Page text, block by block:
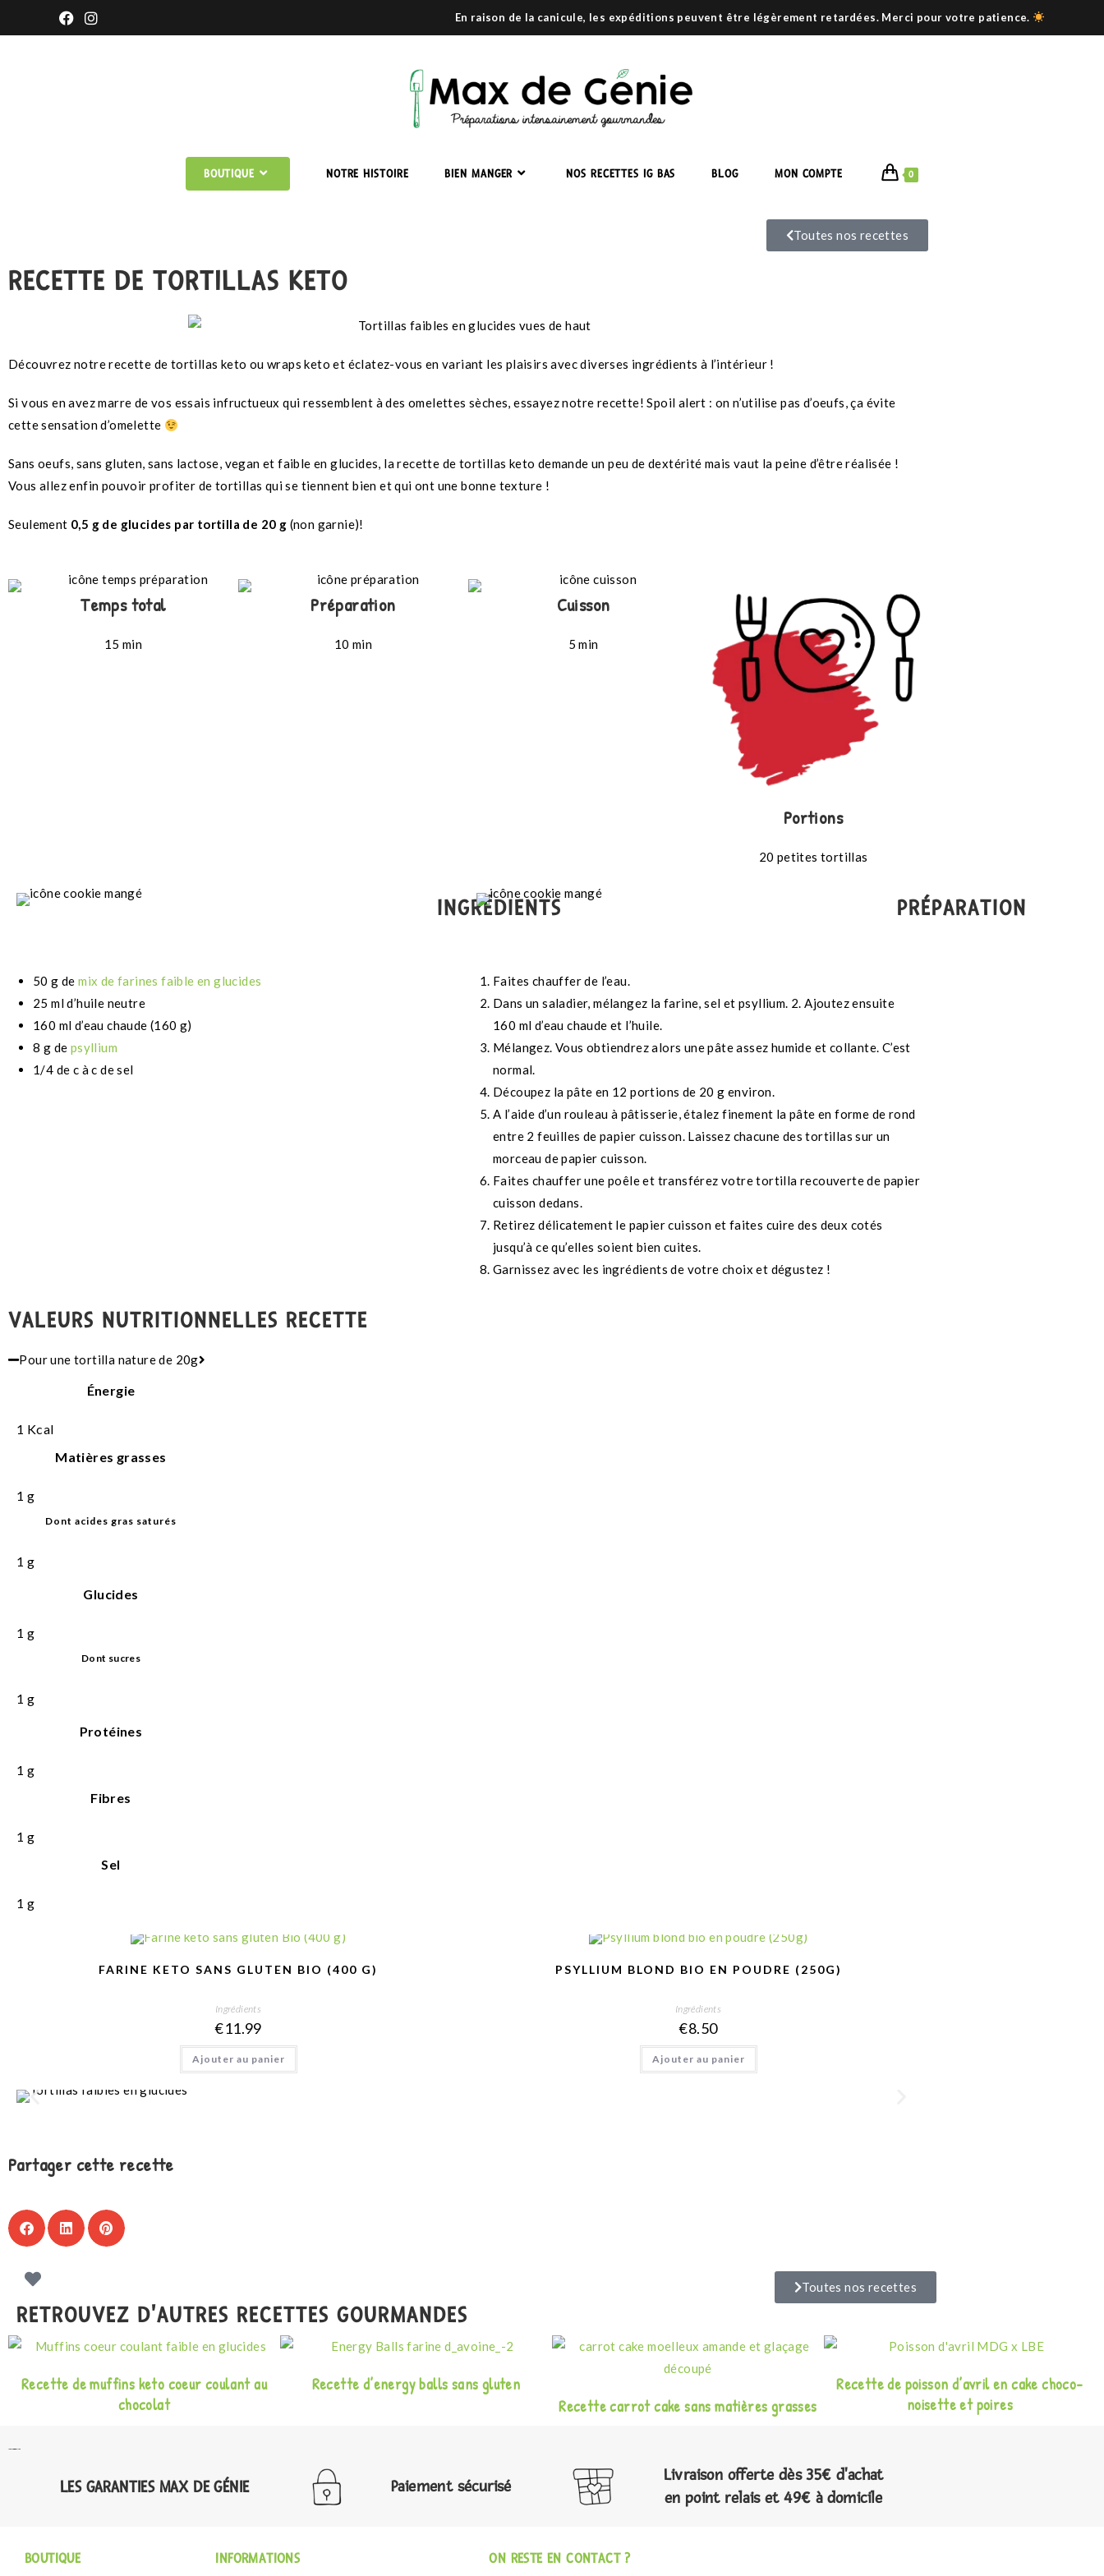
En raison de la canicule, les expéditions peuvent être légèrement retardées. Merci pour votre patience.
BOUTIQUE NOTRE HISTOIRE BIEN MANGER NOS RECETTES IG BAS BLOG MON COMPTE 0
Toutes nos recettes
RECETTE DE TORTILLAS KETO
Découvrez notre recette de tortillas keto ou wraps keto et éclatez-vous en variant les plaisirs avec diverses ingrédients à l’intérieur !
Si vous en avez marre de vos essais infructueux qui ressemblent à des omelettes sèches, essayez notre recette! Spoil alert : on n’utilise pas d’oeufs, ça évite
cette sensation d’omelette
Sans oeufs, sans gluten, sans lactose, vegan et faible en glucides, la recette de tortillas keto demande un peu de dextérité mais vaut la peine d’être réalisée !
Vous allez enfin pouvoir profiter de tortillas qui se tiennent bien et qui ont une bonne texture !
Seulement 0,5 g de glucides par tortilla de 20 g (non garnie)!
Temps total
15 min
Préparation
10 min
Cuisson
5 min
Portions
20 petites tortillas
INGRÉDIENTS
50 g demix de farines faible en glucides
25 ml d’huile neutre
160 ml d’eau chaude (160 g)
8 g de psyllium
1/4 de c à c de sel
PRÉPARATION
Faites chauffer de l’eau.
Dans un saladier, mélangez la farine, sel et psyllium. 2. Ajoutez ensuite
160 ml d’eau chaude et l’huile.
Mélangez. Vous obtiendrez alors une pâte assez humide et collante. C’est
normal.
Découpez la pâte en 12 portions de 20 g environ.
A l’aide d’un rouleau à pâtisserie, étalez finement la pâte en forme de rond
entre 2 feuilles de papier cuisson. Laissez chacune des tortillas sur un
morceau de papier cuisson.
Faites chauffer une poêle et transférez votre tortilla recouverte de papier
cuisson dedans.
Retirez délicatement le papier cuisson et faites cuire des deux cotés
jusqu’à ce qu’elles soient bien cuites.
Garnissez avec les ingrédients de votre choix et dégustez !
VALEURS NUTRITIONNELLES RECETTE
Pour une tortilla nature de 20g
Énergie
1 Kcal
Matières grasses
1 g
Dont acides gras saturés
1 g
Glucides
1 g
Dont sucres
1 g
Protéines
1 g
Fibres
1 g
Sel
1 g
FARINE KETO SANS GLUTEN BIO (400 G)
Ingrédients
€11.99
Ajouter au panier
PSYLLIUM BLOND BIO EN POUDRE (250G)
Ingrédients
€8.50
Ajouter au panier
Partager cette recette
RETROUVEZ D'AUTRES RECETTES GOURMANDES
Toutes nos recettes
Recette de muffins keto coeur coulant au
chocolat
Recette d’energy balls sans gluten
Recette carrot cake sans matières grasses
Recette de poisson d’avril en cake choco-
noisette et poires
LES GARANTIES MAX DE GÉNIE Paiement sécurisé
Livraison offerte dès 35€ d'achat
en point relais et 49€ à domicile
BOUTIQUE INFORMATIONS ON RESTE EN CONTACT ?